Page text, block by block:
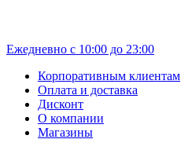
Ежедневно с 10:00 до 23:00
Корпоративным клиентам
Оплата и доставка
Дисконт
О компании
Магазины